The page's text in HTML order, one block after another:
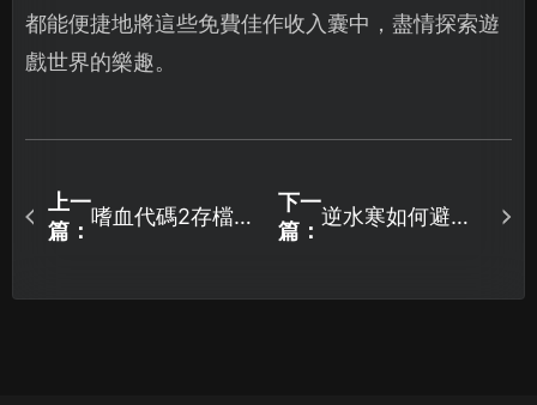
都能便捷地將這些免費佳作收入囊中，盡情探索遊
戲世界的樂趣。
上一
篇：
嗜血代碼2存檔位
下一
篇：
逆水寒如何避免
案！